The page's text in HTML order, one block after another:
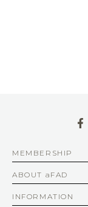
MEMBERSHIP
ABOUT aFAD
INFORMATION